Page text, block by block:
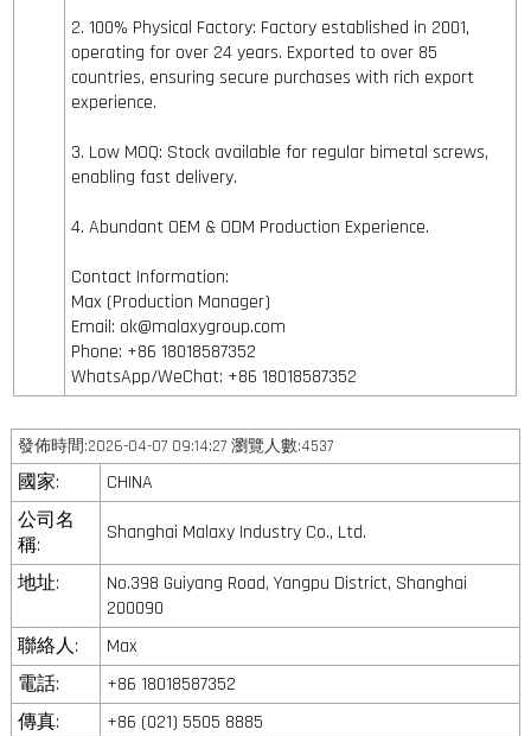
2. 100% Physical Factory: Factory established in 2001,
operating for over 24 years. Exported to over 85
countries, ensuring secure purchases with rich export
experience.
3. Low MOQ: Stock available for regular bimetal screws,
enabling fast delivery.
4. Abundant OEM & ODM Production Experience.
Contact Information:
Max (Production Manager)
Email: ok@malaxygroup.com
Phone: +86 18018587352
WhatsApp/WeChat: +86 18018587352
發佈時間:2026-04-07 09:14:27 瀏覽人數:4537
國家:
CHINA
公司名
稱:
Shanghai Malaxy Industry Co., Ltd.
地址:
No.398 Guiyang Road, Yangpu District, Shanghai
200090
聯絡人:
Max
電話:
+86 18018587352
傳真:
+86 (021) 5505 8885